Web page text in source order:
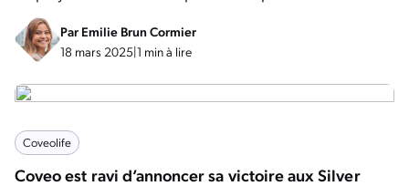
Par Emilie Brun Cormier
18 mars 2025|1 min à lire
Coveolife
Coveo est ravi d’annoncer sa victoire aux Silver